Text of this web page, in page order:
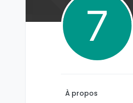
7
À propos